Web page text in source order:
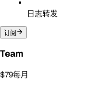
日志转发
订阅
Team
$79每月